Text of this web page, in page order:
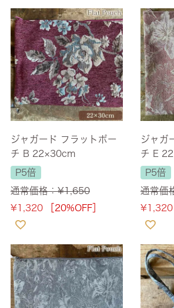
ジャガード フラットポー
チ B 22×30cm
P5倍
通常価格：¥1,650
¥1,320 ［20%OFF］
ジャガ
チ E
P5倍
通常価
¥1,320